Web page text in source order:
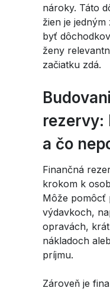
nároky. Táto
žien je
byť
ženy
začiatku zdá.
rezervy:
a čo
Finančná
krokom k
Môže pomôcť
výdavkoch,
opravách,
nákladoch
príjmu.
Zároveň je